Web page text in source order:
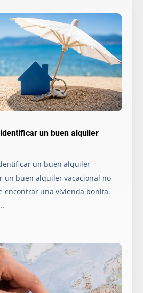
un buen alquiler
un buen alquiler
un buen alquiler vacacional no
encontrar una vivienda bonita.